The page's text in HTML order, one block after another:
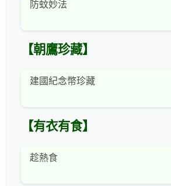
防蚊妙法
【朝鷹珍藏】
建國紀念幣珍藏
【有衣有食】
趁熱食